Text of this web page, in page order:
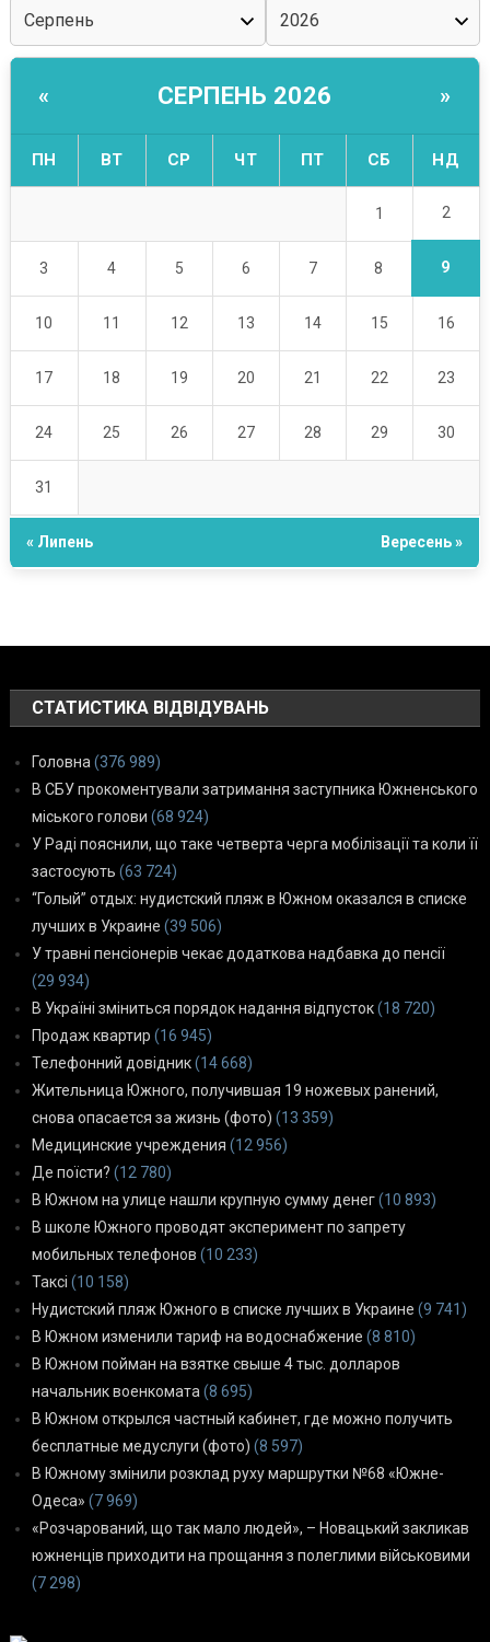
« СЕРПЕНЬ 2026 »
ПН ВТ СР ЧТ ПТ СБ НД
1 2
3 4 5 6 7 8 9
10 11 12 13 14 15 16
17 18 19 20 21 22 23
24 25 26 27 28 29 30
31
« Липень Вересень »
СТАТИСТИКА ВІДВІДУВАНЬ
Головна (376 989)
В СБУ прокоментували затримання заступника Южненського
міського голови (68 924)
У Раді пояснили, що таке четверта черга мобілізації та коли її
застосують (63 724)
“Голый” отдых: нудистский пляж в Южном оказался в списке
лучших в Украине (39 506)
У травні пенсіонерів чекає додаткова надбавка до пенсії
(29 934)
В Україні зміниться порядок надання відпусток(18 720)
Продаж квартир (16 945)
Телефонний довідник(14 668)
Жительница Южного, получившая 19 ножевых ранений,
снова опасается за жизнь (фото) (13 359)
Медицинские учреждения (12 956)
Де поїсти? (12 780)
В Южном на улице нашли крупную сумму денег(10 893)
В школе Южного проводят эксперимент по запрету
мобильных телефонов (10 233)
Таксі (10 158)
Нудистский пляж Южного в списке лучших в Украине (9 741)
В Южном изменили тариф на водоснабжение (8 810)
В Южном пойман на взятке свыше 4 тыс. долларов
начальник военкомата (8 695)
В Южном открылся частный кабинет, где можно получить
бесплатные медуслуги (фото) (8 597)
В Южному змінили розклад руху маршрутки №68 «Южне-
Одеса» (7 969)
«Розчарований, що так мало людей», – Новацький закликав
южненців приходити на прощання з полеглими військовими
(7 298)